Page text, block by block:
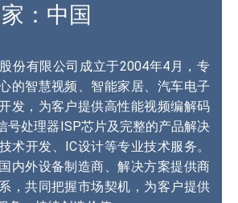
：中国
份有限公司成立于2004年4月，专
的智慧视频、智能家居、汽车电子
发，为客户提供高性能视频编解码
号处理器ISP芯片及完整的产品解决
术开发、IC设计等专业技术服务。
内外设备制造商、解决方案提供商
，共同把握市场契机，为客户提供